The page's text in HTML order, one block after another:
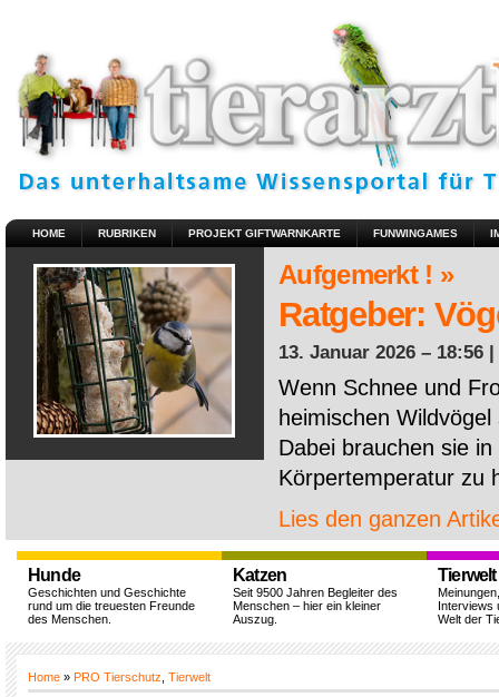
HOME RUBRIKEN PROJEKT GIFTWARNKARTE FUNWINGAMES
Aufgemerkt ! »
Ratgeber:
13. Januar 2026 – 18:56 |
Wenn Schnee und
heimischen
Dabei brauchen sie
Körpertemperatur zu
Lies den ganzen
Hunde
Geschichten und Geschichte
rund um die treuesten Freunde
des Menschen.
Katzen
Seit 9500 Jahren Begleiter des
Menschen – hier ein kleiner
Auszug.
Tierwelt
Interviews
Welt der
Home » PRO Tierschutz Tierwelt